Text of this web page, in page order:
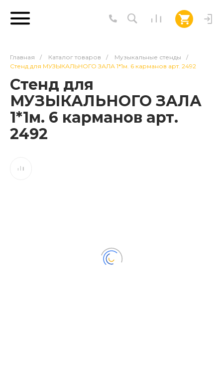
Главная / Каталог товаров / Музыкальные стенды
/
Стенд для МУЗЫКАЛЬНОГО ЗАЛА 1*1м. 6 карманов арт. 2492
Стенд для
МУЗЫКАЛЬНОГО ЗАЛА
1*1м. 6 карманов арт.
2492